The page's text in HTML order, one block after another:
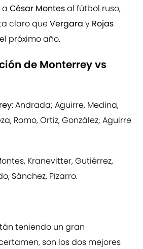
a César Montesal fútbol ruso,
claro queVergara y Rojas
próximo año.
de Monterrey vs
Andrada; Aguirre, Medina,
Romo, Ortiz, González; Aguirre
Kranevitter, Gutiérrez,
Sánchez, Pizarro.
teniendo un gran
son los dos mejores